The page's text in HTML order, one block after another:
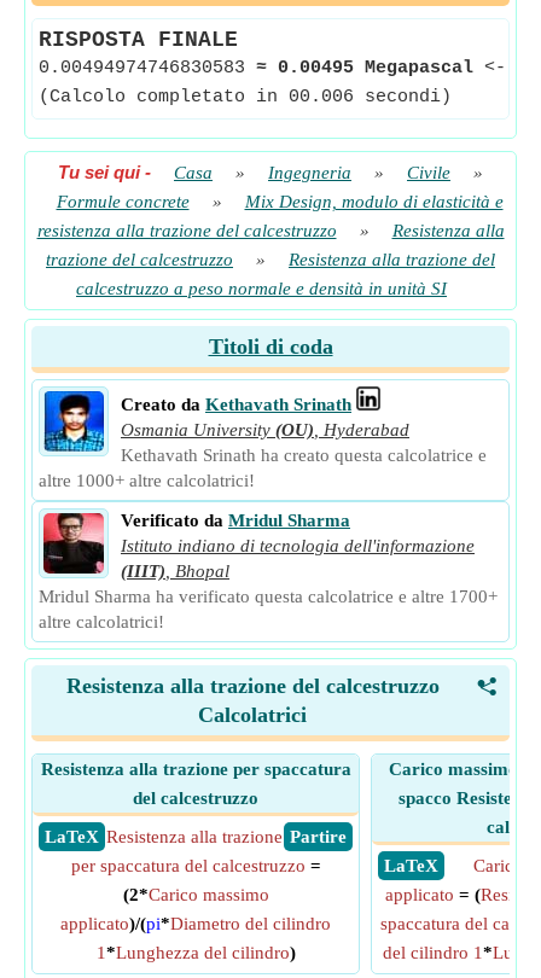
RISPOSTA FINALE
0.00494974746830583 ≈ 0.00495 Megapascal <--
(Calcolo completato in 00.006 secondi)
Tu sei qui- Casa » Ingegneria » Civile
»
Formule concrete
»
Mix Design, modulo di elasticità e
resistenza alla trazione del calcestruzzo
»
Resistenza alla
trazione del calcestruzzo
»
Resistenza alla trazione del
calcestruzzo a peso normale e densità in unità SI
Titoli di coda
Creato da Kethavath Srinath
Osmania University (OU)
Hyderabad
Kethavath Srinath ha creato questa calcolatrice e
altre 1000+ altre calcolatrici!
Verificato da Mridul Sharma
Istituto indiano di tecnologia dell'informazione
(IIIT)
Bhopal
Mridul Sharma ha verificato questa calcolatrice e altre 1700+
altre calcolatrici!
<
Resistenza alla trazione del calcestruzzo
Calcolatrici
Resistenza alla trazione per spaccatura
del calcestruzzo
​ LaTeX
​ Partire
Resistenza alla trazione
per spaccatura del calcestruzzo =
(2*Carico massimo
applicato)/(pi*Diametro del cilindro
1*Lunghezza del cilindro)
Carico massimo
spacco
​ LaTeX
Carico
applicato = (
spaccatura del
del cilindro 1*